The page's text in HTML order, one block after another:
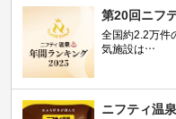
第20回ニフ
全国約2.2万件
気施設は…
ニフティ温